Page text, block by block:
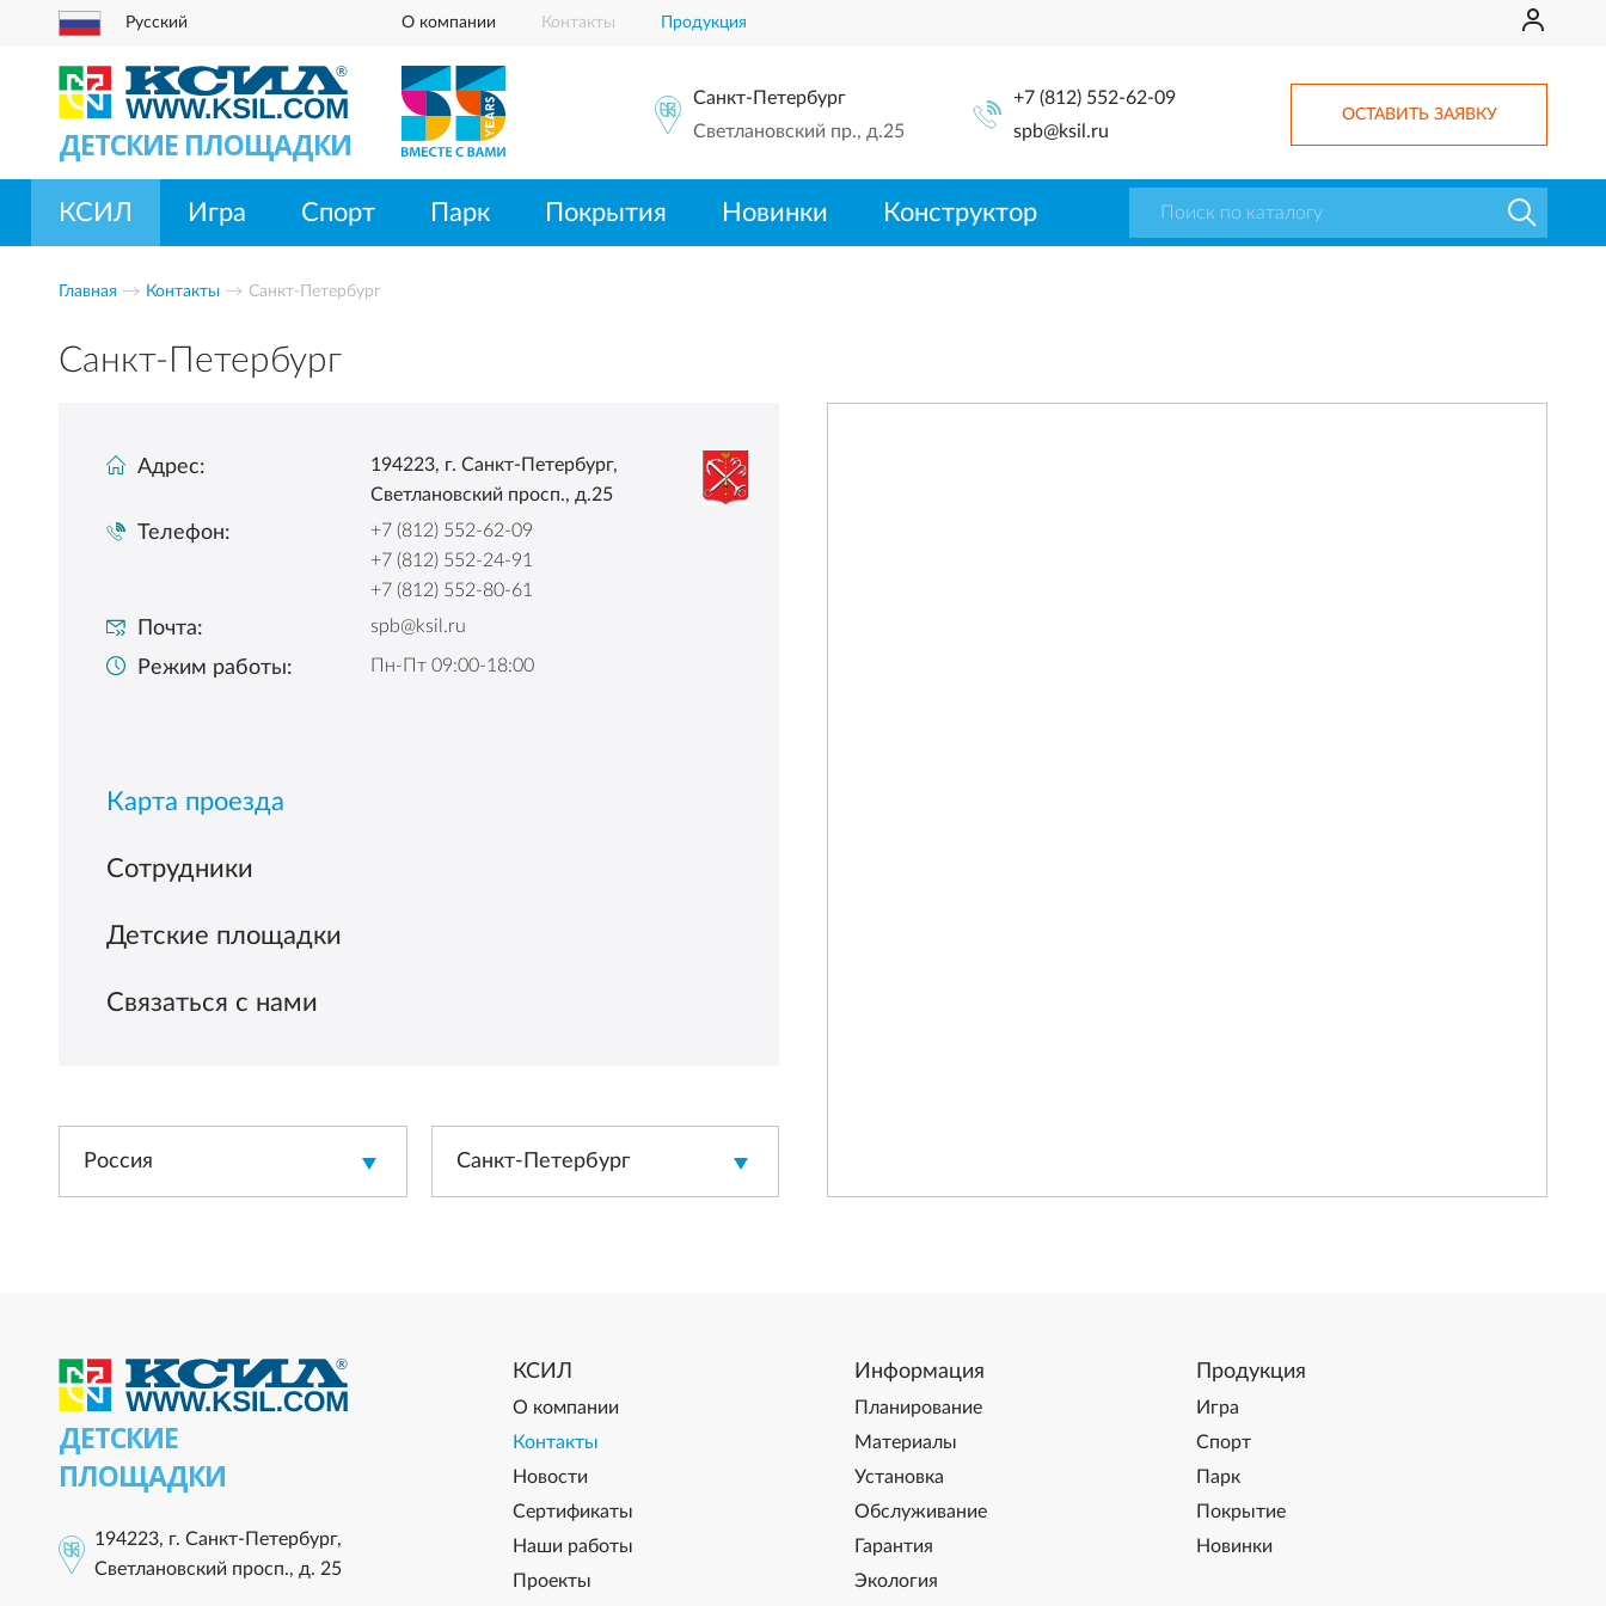
Русский О компании Контакты Продукция
ДЕТСКИЕ ПЛОЩАДКИ
Санкт-Петербург
Светлановский пр., д.25
+7 (812) 552-62-09
spb@ksil.ru
ОСТАВИТЬ ЗАЯВКУ
КСИЛ Игра Спорт Парк Покрытия Новинки Конструктор
Главная Контакты Санкт-Петербург
Санкт-Петербург
Адрес:
194223, г. Санкт-Петербург,
Светлановский просп., д.25
Телефон:
+7 (812) 552-62-09
+7 (812) 552-24-91
+7 (812) 552-80-61
Почта: spb@ksil.ru
Режим работы: Пн-Пт 09:00-18:00
Карта проезда
Сотрудники
Детские площадки
Связаться с нами
Россия Санкт-Петербург
ДЕТСКИЕ
ПЛОЩАДКИ
194223, г. Санкт-Петербург,
Светлановский просп., д. 25
КСИЛ
О компании
Контакты
Новости
Сертификаты
Наши работы
Проекты
Информация
Планирование
Материалы
Установка
Обслуживание
Гарантия
Экология
Продукция
Игра
Спорт
Парк
Покрытие
Новинки